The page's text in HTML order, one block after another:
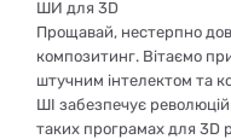
ШИ для 3D
Прощавай, нестерпно
композитинг. Вітаємо
штучним інтелектом та
ШІ забезпечує
таких програмах для 3D